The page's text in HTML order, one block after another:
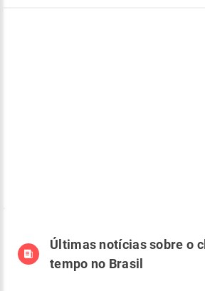
Últimas notícias sobre o
tempo no Brasil